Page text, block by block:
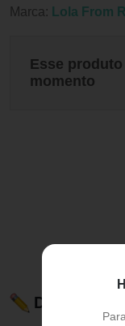
Marca: Lola From
Esse
momento
Descrição